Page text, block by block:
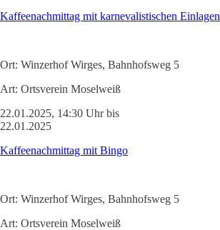
Kaffeenachmittag mit karnevalistischen Einlagen
Ort: Winzerhof Wirges, Bahnhofsweg 5
Art: Ortsverein Moselweiß
22.01.2025, 14:30 Uhr bis
22.01.2025
Kaffeenachmittag mit Bingo
Ort: Winzerhof Wirges, Bahnhofsweg 5
Art: Ortsverein Moselweiß